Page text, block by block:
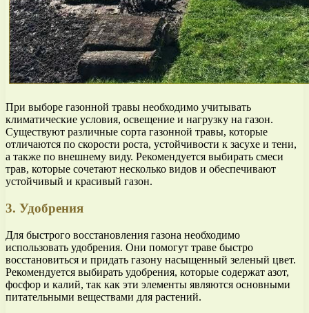
При выборе газонной травы необходимо учитывать
климатические условия, освещение и нагрузку на газон.
Существуют различные сорта газонной травы, которые
отличаются по скорости роста, устойчивости к засухе и тени,
а также по внешнему виду. Рекомендуется выбирать смеси
трав, которые сочетают несколько видов и обеспечивают
устойчивый и красивый газон.
3. Удобрения
Для быстрого восстановления газона необходимо
использовать удобрения. Они помогут траве быстро
восстановиться и придать газону насыщенный зеленый цвет.
Рекомендуется выбирать удобрения, которые содержат азот,
фосфор и калий, так как эти элементы являются основными
питательными веществами для растений.